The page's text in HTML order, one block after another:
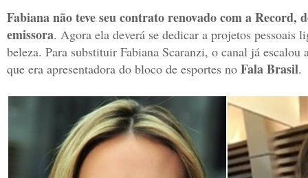
Fabiana não teve seu contrato renovado com a Record,
emissora. Agora ela deverá se dedicar a projetos pessoais
beleza. Para substituir Fabiana Scaranzi, o canal já escalou
que era apresentadora do bloco de esportes no Fala Brasil.